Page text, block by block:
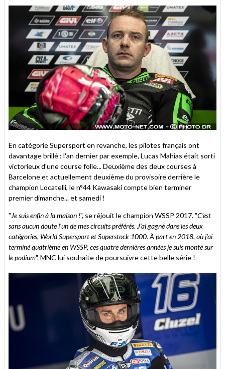
En catégorie Supersport en revanche, les pilotes français ont
davantage brillé : l'an dernier par exemple, Lucas Mahias était sorti
victorieux d'une course folle... Deuxième des deux courses à
Barcelone et actuellement deuxième du provisoire derrière le
champion Locatelli, le n°44 Kawasaki compte bien terminer
premier dimanche... et samedi !
"Je suis enfin à la maison !", se réjouit le champion WSSP 2017. "C'est
sans aucun doute l'un de mes circuits préférés. J'ai gagné dans les deux
catégories, World Supersport et Superstock 1000. À part en 2018, où j'ai
terminé quatrième en WSSP, ces quatre dernières années je suis monté sur
le podium". MNC lui souhaite de poursuivre cette belle série !